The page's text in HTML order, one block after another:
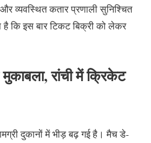
व्यवस्थित कतार प्रणाली सुनिश्चित
है कि इस बार टिकट बिक्री को लेकर
रांची में क्रिकेट
दुकानों में भीड़ बढ़ गई है। मैच डे-